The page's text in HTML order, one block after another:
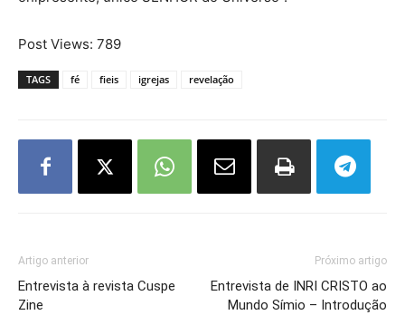
Post Views: 789
TAGS fé fieis igrejas revelação
Artigo anterior
Entrevista à revista Cuspe
Zine
Próximo artigo
Entrevista de INRI CRISTO ao
Mundo Símio – Introdução